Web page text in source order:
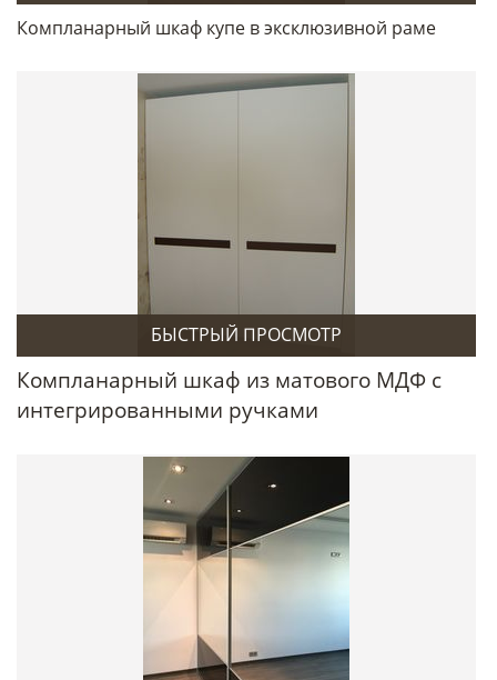
Компланарный шкаф купе в эксклюзивной раме
БЫСТРЫЙ ПРОСМОТР
Компланарный шкаф из матового МДФ с
интегрированными ручками